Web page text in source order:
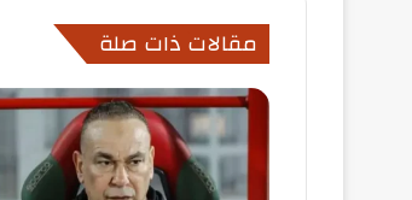
مقالات ذات صلة